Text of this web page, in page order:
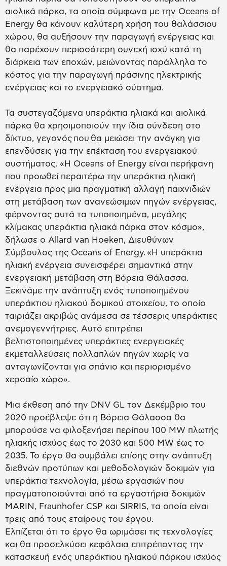
αιολικά πάρκα, τα οποία σύμφωνα με την Oceans of
Energy θα κάνουν καλύτερη χρήση του θαλάσσιου
χώρου, θα αυξήσουν την παραγωγή ενέργειας και
θα παρέχουν περισσότερη συνεχή ισχύ κατά τη
διάρκεια των εποχών, μειώνοντας παράλληλα το
κόστος για την παραγωγή πράσινης ηλεκτρικής
ενέργειας και το ενεργειακό σύστημα.
Τα συστεγαζόμενα υπεράκτια ηλιακά και αιολικά
πάρκα θα χρησιμοποιούν την ίδια σύνδεση στο
δίκτυο, γεγονός που θα μειώσει την ανάγκη για
επενδύσεις για την επέκταση του ενεργειακού
συστήματος. «Η Oceans of Energy είναι περήφανη
που προωθεί περαιτέρω την υπεράκτια ηλιακή
ενέργεια προς μια πραγματική αλλαγή παιχνιδιών
στη μετάβαση των ανανεώσιμων πηγών ενέργειας,
φέρνοντας αυτά τα τυποποιημένα, μεγάλης
κλίμακας υπεράκτια ηλιακά πάρκα στον κόσμο»,
δήλωσε ο Allard van Hoeken, Διευθύνων
Σύμβουλος της Oceans of Energy. «Η υπεράκτια
ηλιακή ενέργεια συνεισφέρει σημαντικά στην
ενεργειακή μετάβαση στη Βόρεια Θάλασσα.
Ξεκινάμε την ανάπτυξη ενός τυποποιημένου
υπεράκτιου ηλιακού δομικού στοιχείου, το οποίο
ταιριάζει ακριβώς ανάμεσα σε τέσσερις υπεράκτιες
ανεμογεννήτριες. Αυτό επιτρέπει
βελτιστοποιημένες υπεράκτιες ενεργειακές
εκμεταλλεύσεις πολλαπλών πηγών χωρίς να
ανταγωνίζονται για σπάνιο και περιορισμένο
χερσαίο χώρο».
Μια έκθεση από την DNV GL τον Δεκέμβριο του
2020 προέβλεψε ότι η Βόρεια Θάλασσα θα
μπορούσε να φιλοξενήσει περίπου 100 MW πλωτής
ηλιακής ισχύος έως το 2030 και 500 MW έως το
2035. Το έργο θα συμβάλει επίσης στην ανάπτυξη
διεθνών προτύπων και μεθοδολογιών δοκιμών για
υπεράκτια τεχνολογία, μέσω εργασιών που
πραγματοποιούνται από τα εργαστήρια δοκιμών
MARIN, Fraunhofer CSP και SIRRIS, τα οποία είναι
τρεις από τους εταίρους του έργου.
Ελπίζεται ότι το έργο θα ωριμάσει τις τεχνολογίες
και θα προσελκύσει κεφάλαια επιτρέποντας την
κατασκευή ενός υπεράκτιου ηλιακού πάρκου ισχύος